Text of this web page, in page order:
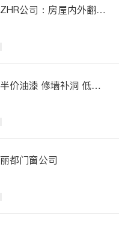
ZHR公司：房屋内外翻新
半价油漆 修墙补洞 低价
丽都门窗公司